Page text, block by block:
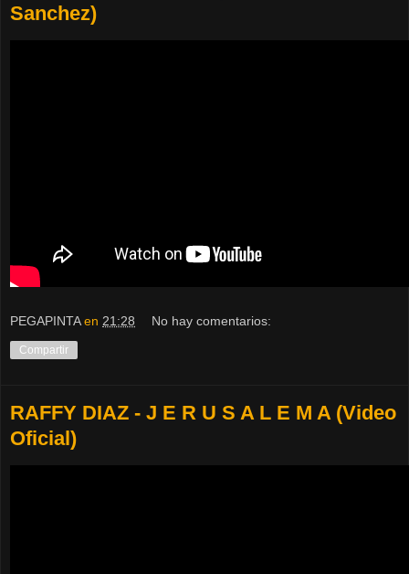
Sanchez)
PEGAPINTA en 21:28 No hay comentarios:
Compartir
RAFFY DIAZ - J E R U S A L E M A (Video
Oficial)